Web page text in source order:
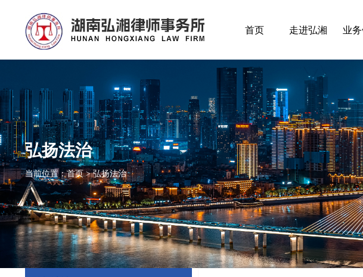
首页 走进弘湘 业
弘扬法治
当前位置：首页 > 弘扬法治